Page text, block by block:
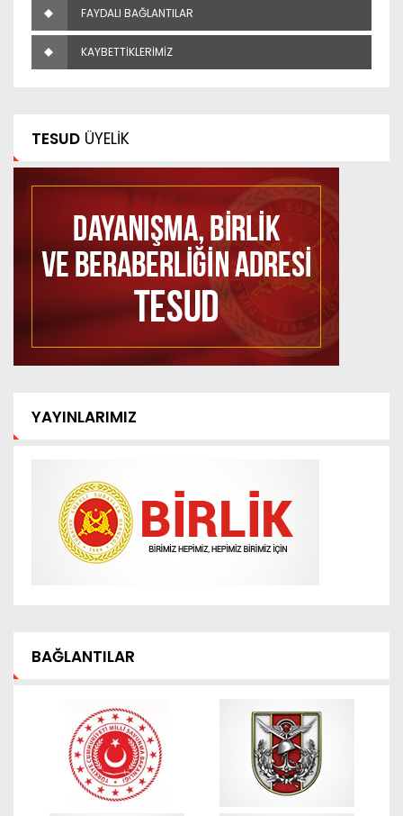
FAYDALI BAĞLANTILAR
KAYBETTİKLERİMİZ
TESUD ÜYELİK
YAYINLARIMIZ
BAĞLANTILAR